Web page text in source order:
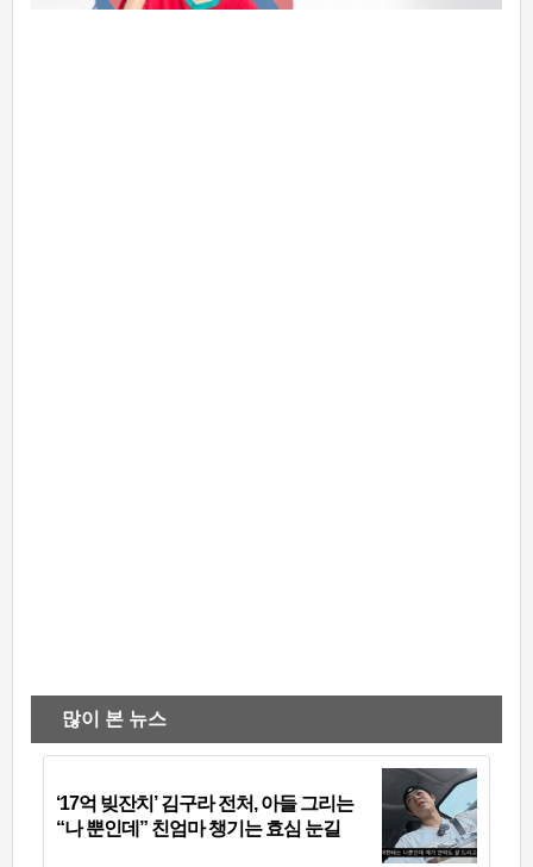
많이 본 뉴스
‘17억 빚잔치’ 김구라 전처, 아들 그리는
“나 뿐인데” 친엄마 챙기는 효심 눈길